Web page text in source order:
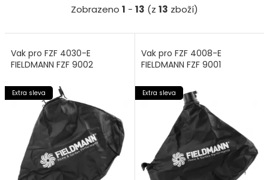
Zobrazeno 1 - 13 (z 13 zboží)
Vak pro FZF 4030-E
FIELDMANN FZF 9002
Extra sleva
Vak pro FZF 4008-E
FIELDMANN FZF 9001
Extra sleva